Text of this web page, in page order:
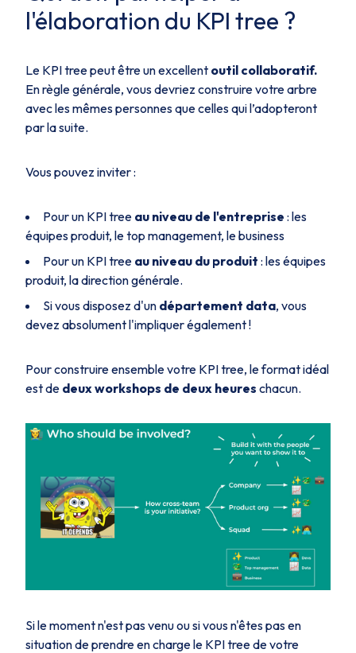
l'élaboration du KPI tree ?
Le KPI tree peut être un excellent outil collaboratif.
En règle générale, vous devriez construire votre arbre
avec les mêmes personnes que celles qui l’adopteront
par la suite.
Vous pouvez inviter :
Pour un KPI tree au niveau de l'entreprise : les
équipes produit, le top management, le business
Pour un KPI tree au niveau du produit : les équipes
produit, la direction générale.
Si vous disposez d'un département data, vous
devez absolument l'impliquer également !
Pour construire ensemble votre KPI tree, le format idéal
est de deux workshops de deux heures chacun.
Si le moment n'est pas venu ou si vous n'êtes pas en
situation de prendre en charge le KPI tree de votre